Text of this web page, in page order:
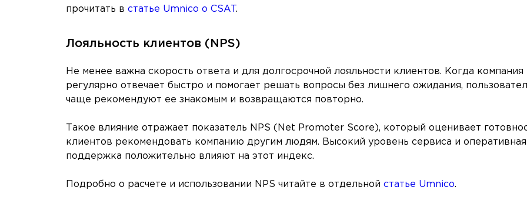
прочитать в статье Umnico о CSAT .
Лояльность клиентов (NPS)
Не менее важна скорость ответа и для долгосрочной лояльности клиентов. Когда компания
регулярно отвечает быстро и помогает решать вопросы без лишнего ожидания,
чаще рекомендуют ее знакомым и возвращаются повторно.
Такое влияние отражает показатель NPS (Net Promoter Score), который оценивает
клиентов рекомендовать компанию другим людям. Высокий уровень сервиса и оперативная
поддержка положительно влияют на этот индекс.
Подробно о расчете и использовании NPS читайте в отдельной статье Umnico.